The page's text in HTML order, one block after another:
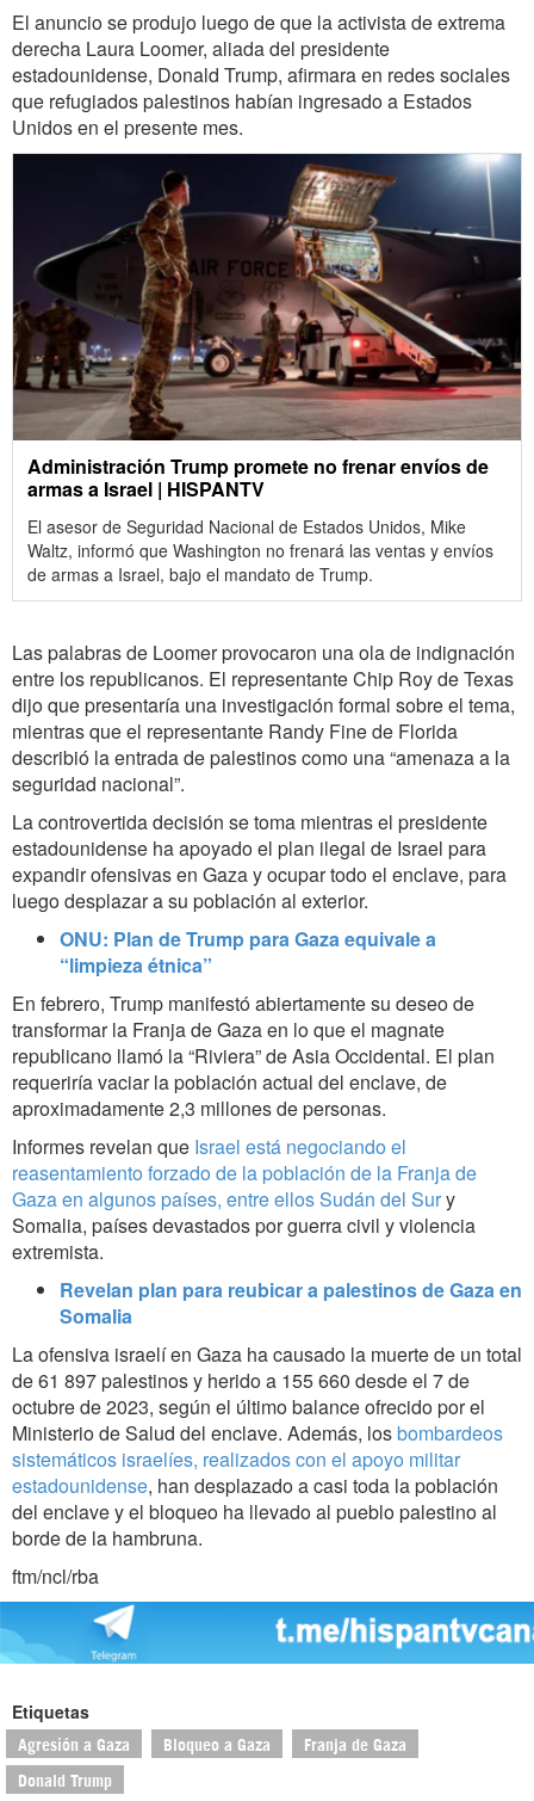
El anuncio se produjo luego de que la activista de extrema
derecha Laura Loomer, aliada del presidente
estadounidense, Donald Trump, afirmara en redes sociales
que refugiados palestinos habían ingresado a Estados
Unidos en el presente mes.
Administración Trump promete no frenar envíos de
armas a Israel | HISPANTV
El asesor de Seguridad Nacional de Estados Unidos, Mike
Waltz, informó que Washington no frenará las ventas y envíos
de armas a Israel, bajo el mandato de Trump.
Las palabras de Loomer provocaron una ola de indignación
entre los republicanos. El representante Chip Roy de Texas
dijo que presentaría una investigación formal sobre el tema,
mientras que el representante Randy Fine de Florida
describió la entrada de palestinos como una “amenaza a la
seguridad nacional”.
La controvertida decisión se toma mientras el presidente
estadounidense ha apoyado el plan ilegal de Israel para
expandir ofensivas en Gaza y ocupar todo el enclave, para
luego desplazar a su población al exterior.
ONU: Plan de Trump para Gaza equivale a
“limpieza étnica”
En febrero, Trump manifestó abiertamente su deseo de
transformar la Franja de Gaza en lo que el magnate
republicano llamó la “Riviera” de Asia Occidental. El plan
requeriría vaciar la población actual del enclave, de
aproximadamente 2,3 millones de personas.
Informes revelan que Israel está negociando el
reasentamiento forzado de la población de la Franja de
Gaza en algunos países, entre ellos Sudán del Sury
Somalia, países devastados por guerra civil y violencia
extremista.
Revelan plan para reubicar a palestinos de Gaza en
Somalia
La ofensiva israelí en Gaza ha causado la muerte de un total
de 61 897 palestinos y herido a 155 660 desde el 7 de
octubre de 2023, según el último balance ofrecido por el
Ministerio de Salud del enclave. Además, losbombardeos
sistemáticos israelíes, realizados con el apoyo militar
estadounidense, han desplazado a casi toda la población
del enclave y el bloqueo ha llevado al pueblo palestino al
borde de la hambruna.
ftm/ncl/rba
Etiquetas
Agresión a Gaza Bloqueo a Gaza Franja de Gaza
Donald Trump